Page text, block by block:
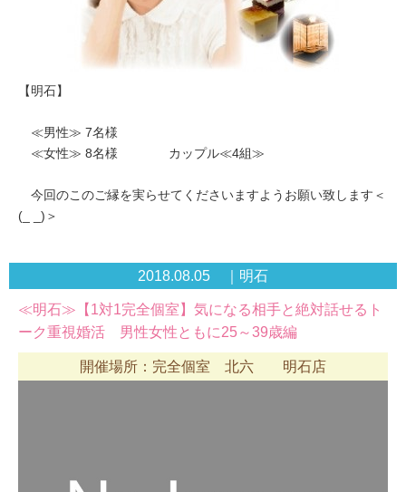
【明石】
≪男性≫ 7名様
≪女性≫ 8名様 カップル≪4組≫
今回のこのご縁を実らせてくださいますようお願い致します＜
(_ _)＞
2018.08.05 ｜明石
≪明石≫【1対1完全個室】気になる相手と絶対話せるト
ーク重視婚活 男性女性ともに25～39歳編
開催場所：完全個室 北六 明石店